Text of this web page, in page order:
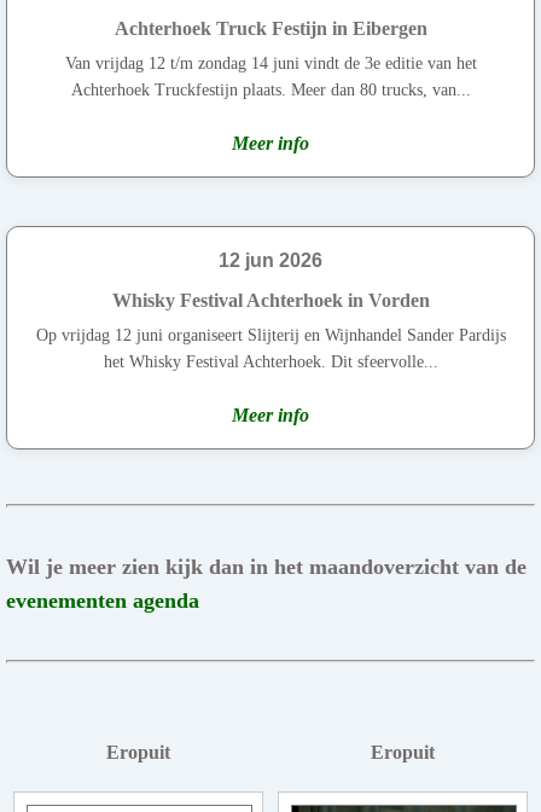
Achterhoek Truck Festijn in Eibergen
Van vrijdag 12 t/m zondag 14 juni vindt de 3e editie van het
Achterhoek Truckfestijn plaats. Meer dan 80 trucks, van...
Meer info
12 jun 2026
Whisky Festival Achterhoek in Vorden
Op vrijdag 12 juni organiseert Slijterij en Wijnhandel Sander Pardijs
het Whisky Festival Achterhoek. Dit sfeervolle...
Meer info
Wil je meer zien kijk dan in het maandoverzicht van de
evenementen agenda
Eropuit Eropuit